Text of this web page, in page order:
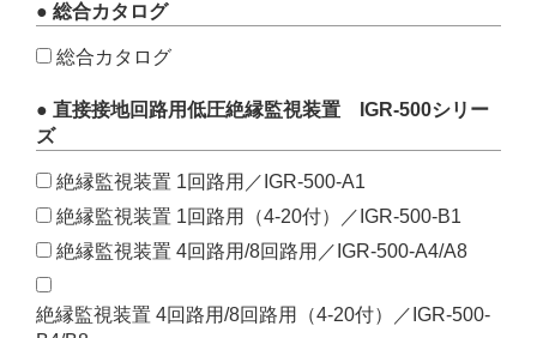
● 総合カタログ
総合カタログ
● 直接接地回路用低圧絶縁監視装置 IGR-500シリー
ズ
絶縁監視装置 1回路用／IGR-500-A1
絶縁監視装置 1回路用（4-20付）／IGR-500-B1
絶縁監視装置 4回路用/8回路用／IGR-500-A4/A8
絶縁監視装置 4回路用/8回路用（4-20付）／IGR-500-